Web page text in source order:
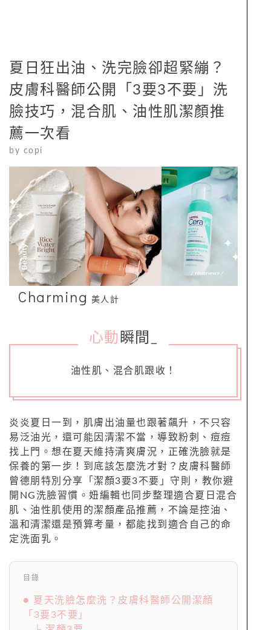
夏日狂出油、洗完臉卻超緊繃？
皮膚科醫師公開「3要3不要」洗
臉技巧，混合肌、油性肌潔顏推
薦一次看
by copi
Charming 美人計
心動 瞬間
油性肌、混合肌跟收！
炎炎夏日一到，肌膚出油量也跟著飆升，不只容
易泛油光，還可能因清潔不當，導致粉刺、痘痘
找上門。想在夏天維持清爽膚況，正確洗臉就是
保養的第一步！到底該怎麼洗才對？皮膚科醫師
曾德朋特別分享「潔顏3要3不要」守則，教你避
開NG洗臉習慣。妞編輯也同步整理適合夏日混合
肌、油性肌使用的潔顏產品推薦，不論是控油、
溫和清潔還是預算考量，都能找到適合自己的命
定洗面乳。
目錄
● 夏天洗臉怎麼洗？皮膚科醫師公開潔顏
「3要3不要」